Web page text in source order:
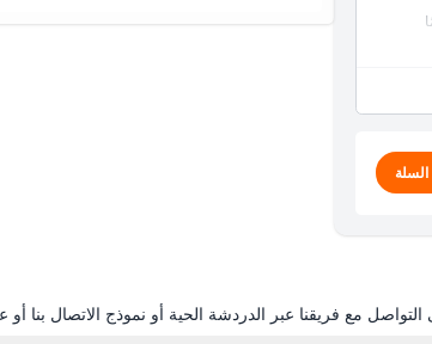
صالحة لمدة ٣٠ يومًا
مع فريقنا عبر الدردشة الحية أو نموذج الاتصال بنا أو